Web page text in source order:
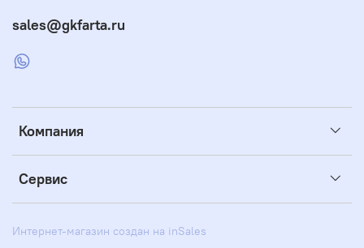
Компания
Сервис
sales@gkfarta.ru
Интернет-магазин создан на inSales